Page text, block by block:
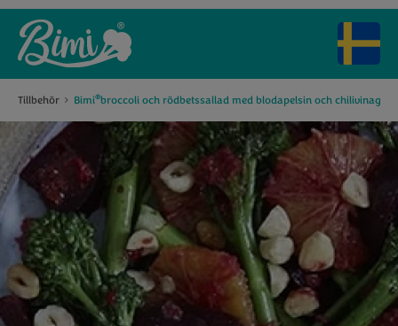
Tillbehör Bimi®broccoli och rödbetssallad med blodapelsin och